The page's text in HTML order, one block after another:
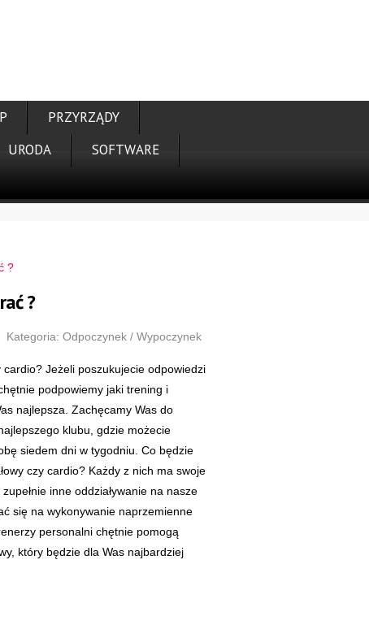
PRZYRZĄDY
URODA
SOFTWARE
?
?
Kategoria: Odpoczynek / Wypoczynek
cardio? Jeżeli poszukujecie odpowiedzi
podpowiemy jaki trening i
najlepsza. Zachęcamy Was do
klubu, gdzie możecie
siedem dni w tygodniu. Co będzie
czy cardio? Każdy z nich ma swoje
inne oddziaływanie na nasze
się na wykonywanie naprzemienne
personalni chętnie pomogą
który będzie dla Was najbardziej